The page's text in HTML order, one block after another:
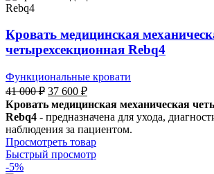
Кровать медицинская
четырехсекционная Rebq4
Функциональные кровати
41 000₽ 37 600 ₽
Кровать медицинская механическая
Rebq4 - предназначена для ухода,
наблюдения за пациентом.
Просмотреть товар
Быстрый просмотр
-5%